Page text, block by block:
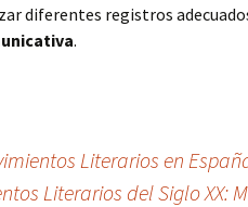
diferentes registros
.
Literarios en
Literarios del Siglo XX: